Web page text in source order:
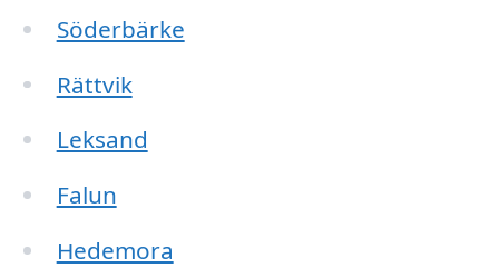
Söderbärke
Rättvik
Leksand
Falun
Hedemora